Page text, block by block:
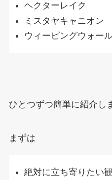
ヘクターレイク
ミスタヤキャニオン
ウィーピングウォー
ひとつずつ簡単に紹介し
まずは
絶対に立ち寄りたい